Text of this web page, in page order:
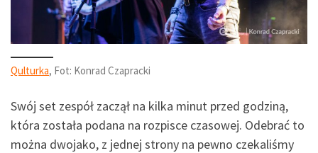
Qulturka, Fot: Konrad Czapracki
Swój set zespół zaczął na kilka minut przed godziną,
która została podana na rozpisce czasowej. Odebrać to
można dwojako, z jednej strony na pewno czekaliśmy